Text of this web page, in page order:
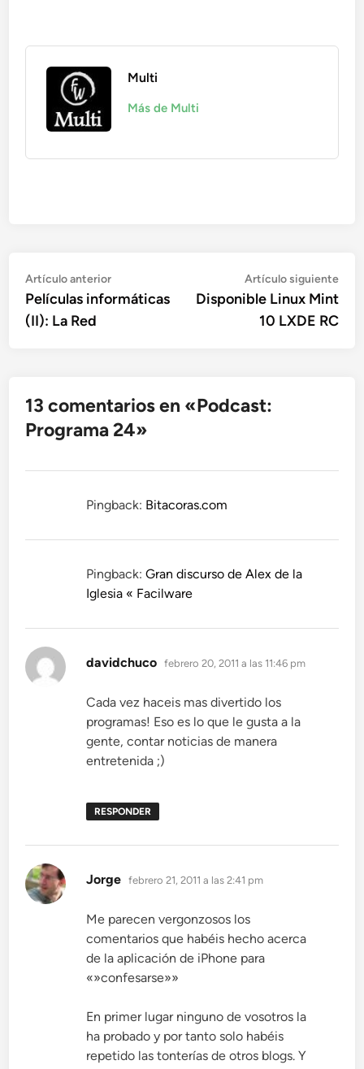
Multi
Más de Multi
Navegación
de
entradas
Artículo anteriorArtículo
anterior:
Películas informáticas
(II): La Red
Artículo siguiente
Disponible Linux Mint
10 LXDE RC
13 comentarios en «Podcast:
Programa 24»
Pingback: Bitacoras.com
Pingback:Gran discurso de Alex de la
Iglesia « Facilware
davidchuco dice:
febrero 20, 2011 a las 11:46 pm
Cada vez haceis mas divertido los
programas! Eso es lo que le gusta a la
gente, contar noticias de manera
entretenida ;)
RESPONDER
Jorge dice:
febrero 21, 2011 a las 2:41 pm
Me parecen vergonzosos los
comentarios que habéis hecho acerca
de la aplicación de iPhone para
«»confesarse»»
En primer lugar ninguno de vosotros la
ha probado y por tanto solo habéis
repetido las tonterías de otros blogs. Y